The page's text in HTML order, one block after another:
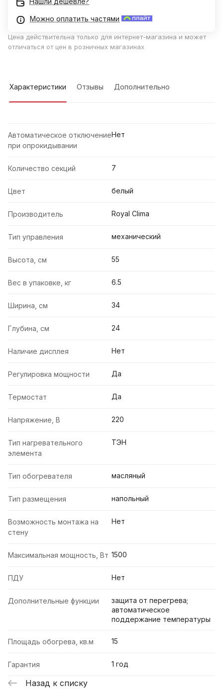
Можно оплатить частями
Цена действительна только для интернет-магазина и может
отличаться от цен в розничных магазинах
Характеристики Отзывы Дополнительно
Автоматическое отключение
при опрокидывании
Нет
Количество секций 7
Цвет белый
Производитель Royal Clima
Тип управления механический
Высота, см 55
Вес в упаковке, кг 6.5
Ширина, см 34
Глубина, см 24
Наличие дисплея Нет
Регулировка мощности Да
Термостат Да
Напряжение, В 220
Тип нагревательного
элемента
ТЭН
Тип обогревателя масляный
Тип размещения напольный
Возможность монтажа на
стену
Нет
Максимальная мощность, Вт 1500
ПДУ Нет
Дополнительные функции
защита от перегрева;
автоматическое
поддержание температуры
Площадь обогрева, кв.м 15
Гарантия 1 год
Назад к списку